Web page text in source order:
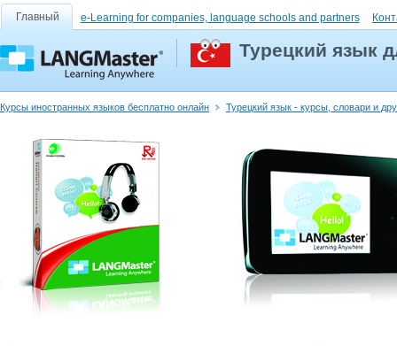
Главный e-Learning for companies, language schools and partners
Турецкий язык
Курсы иностранных языков бесплатно онлайн Турецкий язык - курсы, словари и